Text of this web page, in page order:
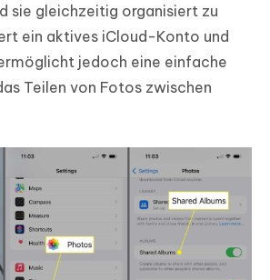
sie gleichzeitig organisiert zu
ein aktives iCloud-Konto und
jedoch eine einfache
Teilen von Fotos zwischen